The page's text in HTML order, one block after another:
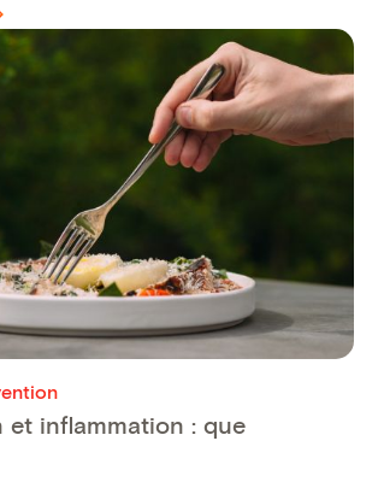
et inflammation : que